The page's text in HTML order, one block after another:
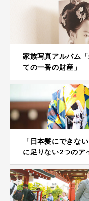
家族写真アルバム
ての一番の財産」
「日本髪にできな
に足りない2つのア